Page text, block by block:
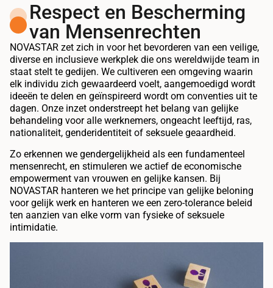
Respect en Bescherming
van Mensenrechten
NOVASTAR zet zich in voor het bevorderen van een veilige,
diverse en inclusieve werkplek die ons wereldwijde team in
staat stelt te gedijen. We cultiveren een omgeving waarin
elk individu zich gewaardeerd voelt, aangemoedigd wordt
ideeën te delen en geïnspireerd wordt om conventies uit te
dagen. Onze inzet onderstreept het belang van gelijke
behandeling voor alle werknemers, ongeacht leeftijd, ras,
nationaliteit, genderidentiteit of seksuele geaardheid.
Zo erkennen we gendergelijkheid als een fundamenteel
mensenrecht, en stimuleren we actief de economische
empowerment van vrouwen en gelijke kansen. Bij
NOVASTAR hanteren we het principe van gelijke beloning
voor gelijk werk en hanteren we een zero-tolerance beleid
ten aanzien van elke vorm van fysieke of seksuele
intimidatie.